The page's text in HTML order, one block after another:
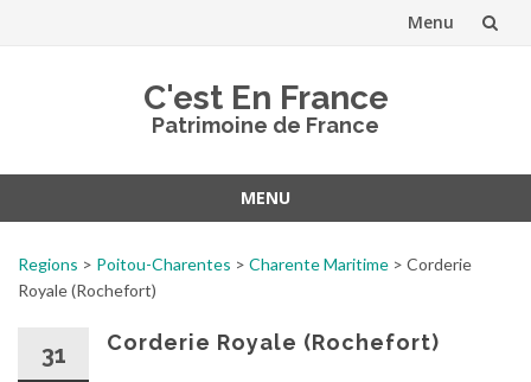
Menu
C'est En France
Patrimoine de France
MENU
contenu
Regions > Poitou-Charentes > Charente Maritime > Corderie
Royale (Rochefort)
31 Corderie Royale (Rochefort)